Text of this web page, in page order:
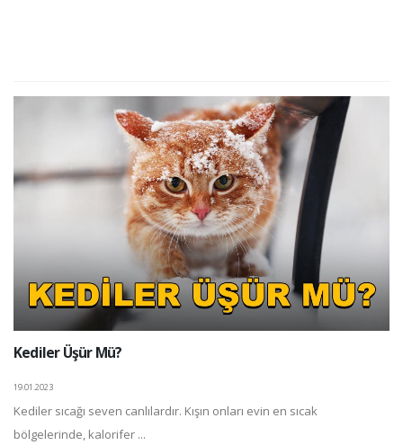
Kediler Üşür Mü?
19.01.2023
Kediler sıcağı seven canlılardır. Kışın onları evin en sıcak
bölgelerinde, kalorifer ...